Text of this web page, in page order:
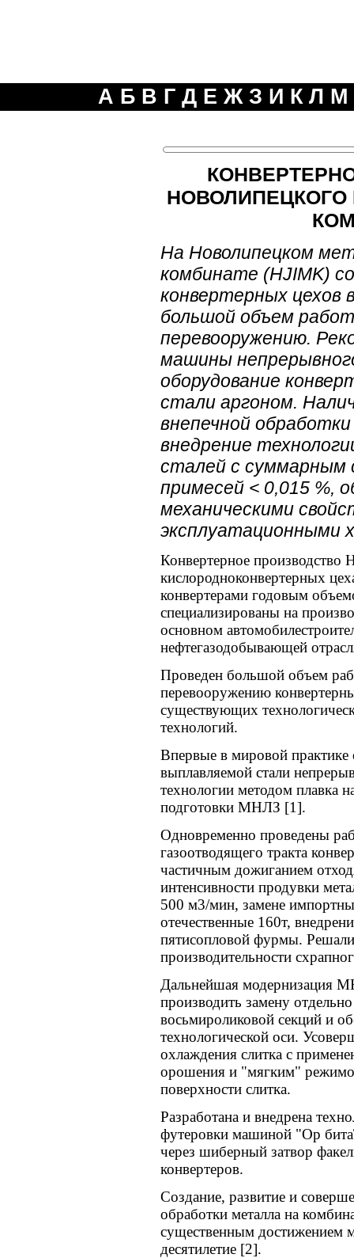
А Б В Г Д Е Ж З И К Л М
НОВОЛИПЕЦКОГО
На Новолипецком
комбинате (HJIMK)
конвертерных цехов
большой объем
перевооружению.
машины
оборудование
стали аргоном.
внепечной
внедрение
сталей с суммарным
примесей < 0,015 %,
механическими
эксплуатационными
Конвертерное производство
кислородноконвертерных
конвертерами годовым
специализированы на
основном
нефтегазодобывающей
Проведен большой объем
перевооружению
существующих
технологий.
Впервые в мировой практике
выплавляемой стали
технологии методом плавка
подготовки МНЛЗ [1].
Одновременно проведены
газоотводящего тракта
частичным дожиганием
интенсивности продувки
500 м3/мин, замене
отечественные 160т,
пятисопловой фурмы.
производительности
Дальнейшая модернизация
производить замену
восьмироликовой секций и
технологической оси.
охлаждения слитка с
орошения и "мягким"
поверхности слитка.
Разработана и внедрена
футеровки машиной "Ор
через шиберный затвор
конвертеров.
Создание, развитие и
обработки металла на
существенным достижением
десятилетие [2].